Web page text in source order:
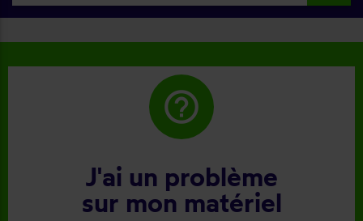
help_outline
J'ai un problème
sur mon matériel